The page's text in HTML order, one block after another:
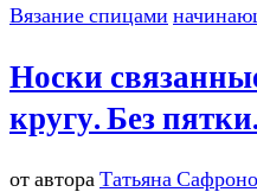
Вязание спицами
Носки
кругу. Без пятки.
от автораТатьяна